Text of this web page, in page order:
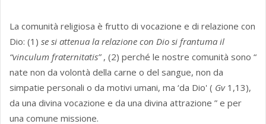
La comunità religiosa è frutto di vocazione e di relazione con
Dio: (1) se si attenua la relazione con Dio si frantuma il
“vinculum fraternitatis”, (2) perché le nostre comunità sono “
nate non da volontà della carne o del sangue, non da
simpatie personali o da motivi umani, ma ‘da Dio' ( Gv 1,13),
da una divina vocazione e da una divina attrazione ” e per
una comune missione.